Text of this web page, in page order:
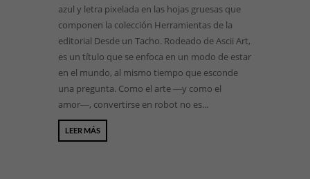
azul y letra pixelada en las hojas gruesas que
componen la colección Herramientas de la
editorial Desde un Tacho. Rodeado de Ascii Art,
es un título que se enfoca en un modo de estar
en el mundo, al mismo tiempo que esconde
una pregunta. Como el arte ―y como el
amor―, convertirse en robot no es...
LEER MÁS